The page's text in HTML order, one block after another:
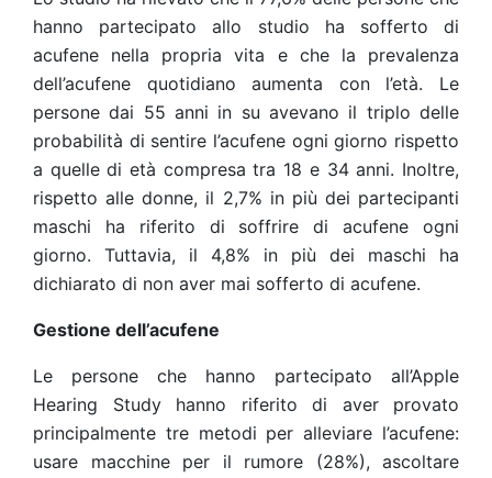
hanno partecipato allo studio ha sofferto di
acufene nella propria vita e che la prevalenza
dell’acufene quotidiano aumenta con l’età. Le
persone dai 55 anni in su avevano il triplo delle
probabilità di sentire l’acufene ogni giorno rispetto
a quelle di età compresa tra 18 e 34 anni. Inoltre,
rispetto alle donne, il 2,7% in più dei partecipanti
maschi ha riferito di soffrire di acufene ogni
giorno. Tuttavia, il 4,8% in più dei maschi ha
dichiarato di non aver mai sofferto di acufene.
Gestione dell’acufene
Le persone che hanno partecipato all’Apple
Hearing Study hanno riferito di aver provato
principalmente tre metodi per alleviare l’acufene:
usare macchine per il rumore (28%), ascoltare